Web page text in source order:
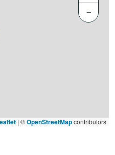
−
| ©OpenStreetMapcontributors